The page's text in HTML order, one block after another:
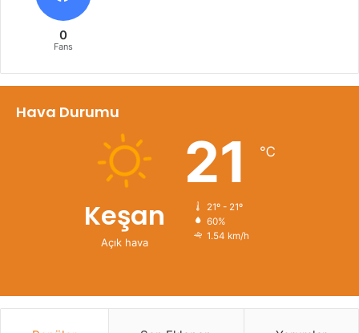
0
Fans
Hava Durumu
Keşan
Açık hava
21 ℃
21º - 21º
60%
1.54 km/h